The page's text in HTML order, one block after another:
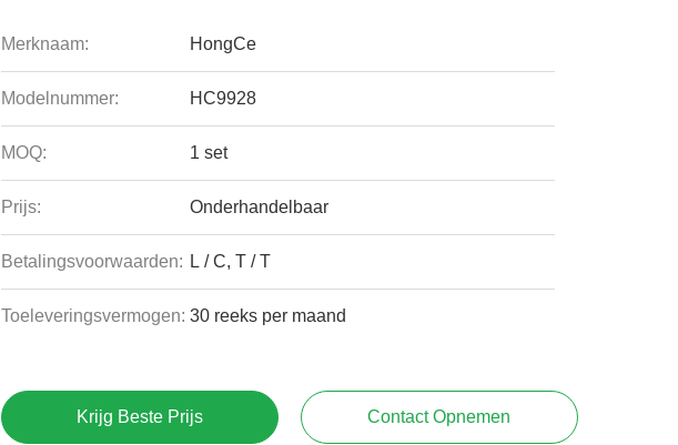
Merknaam: HongCe
Modelnummer: HC9928
MOQ: 1 set
Prijs: Onderhandelbaar
Betalingsvoorwaarden: L / C, T / T
Toeleveringsvermogen: 30 reeks per maand
Krijg Beste Prijs Contact Opnemen